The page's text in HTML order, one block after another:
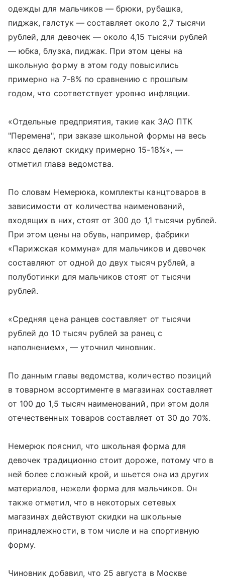
одежды для мальчиков — брюки, рубашка,
пиджак, галстук — составляет около 2,7 тысячи
рублей, для девочек — около 4,15 тысячи рублей
— юбка, блузка, пиджак. При этом цены на
школьную форму в этом году повысились
примерно на 7-8% по сравнению с прошлым
годом, что соответствует уровню инфляции.
«Отдельные предприятия, такие как ЗАО ПТК
"Перемена", при заказе школьной формы на весь
класс делают скидку примерно 15-18%», —
отметил глава ведомства.
По словам Немерюка, комплекты канцтоваров в
зависимости от количества наименований,
входящих в них, стоят от 300 до 1,1 тысячи рублей.
При этом цены на обувь, например, фабрики
«Парижская коммуна» для мальчиков и девочек
составляют от одной до двух тысяч рублей, а
полуботинки для мальчиков стоят от тысячи
рублей.
«Средняя цена ранцев составляет от тысячи
рублей до 10 тысяч рублей за ранец с
наполнением», — уточнил чиновник.
По данным главы ведомства, количество позиций
в товарном ассортименте в магазинах составляет
от 100 до 1,5 тысяч наименований, при этом доля
отечественных товаров составляет от 30 до 70%.
Немерюк пояснил, что школьная форма для
девочек традиционно стоит дороже, потому что в
ней более сложный крой, и шьется она из других
материалов, нежели форма для мальчиков. Он
также отметил, что в некоторых сетевых
магазинах действуют скидки на школьные
принадлежности, в том числе и на спортивную
форму.
Чиновник добавил, что 25 августа в Москве